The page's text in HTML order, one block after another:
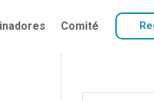
Comité